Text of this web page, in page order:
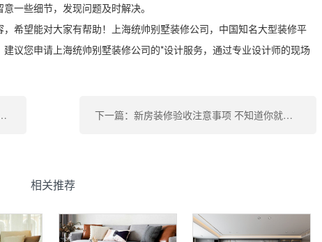
一些细节，发现问题及时解决。
希望能对大家有帮助！上海统帅别墅装修公司，中国知名大型装修平
议您申请上海统帅别墅装修公司的*设计服务，通过专业设计师的现场
标 去除甲醛*有效的方法 下一篇：新房装修验收注意事项 不知道你就亏大发了
相关推荐